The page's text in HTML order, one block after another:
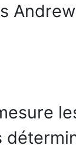
Andrew